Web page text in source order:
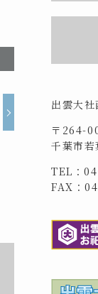
出雲大
〒264-
千葉市
TEL：
FAX：